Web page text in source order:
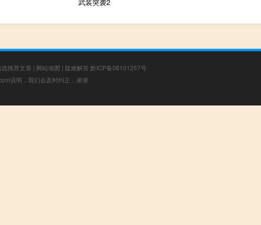
武装突袭2
选推荐文章 | 网站地图 | 疑难解答 黔ICP备08101257号
说明，我们会及时纠正，谢谢